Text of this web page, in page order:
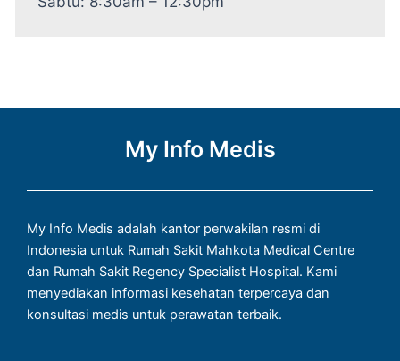
My Info Medis
My Info Medis adalah kantor perwakilan resmi di
Indonesia untuk Rumah Sakit Mahkota Medical Centre
dan Rumah Sakit Regency Specialist Hospital. Kami
menyediakan informasi kesehatan terpercaya dan
konsultasi medis untuk perawatan terbaik.